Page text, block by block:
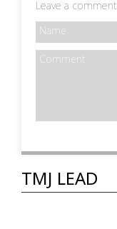
Leave a comment
TMJ LEAD